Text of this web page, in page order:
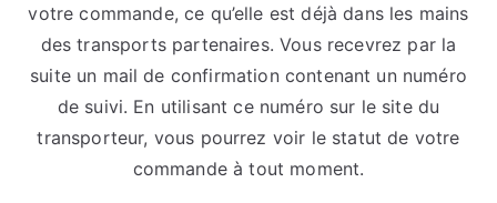
votre commande, ce qu’elle est déjà dans les mains
des transports partenaires. Vous recevrez par la
suite un mail de confirmation contenant un numéro
de suivi. En utilisant ce numéro sur le site du
transporteur, vous pourrez voir le statut de votre
commande à tout moment.